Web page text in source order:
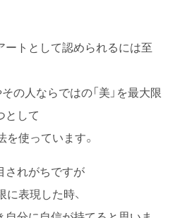
ートとして認められるには至
その人ならではの「美」を最大限
として
を使っています。
れがちですが
に表現した時、